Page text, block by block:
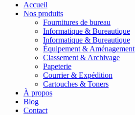
Accueil
Nos produits
Fournitures de bureau
Informatique & Bureautique
Informatique & Bureautique
Équipement & Aménagement
Classement & Archivage
Papeterie
Courrier & Expédition
Cartouches & Toners
À propos
Blog
Contact